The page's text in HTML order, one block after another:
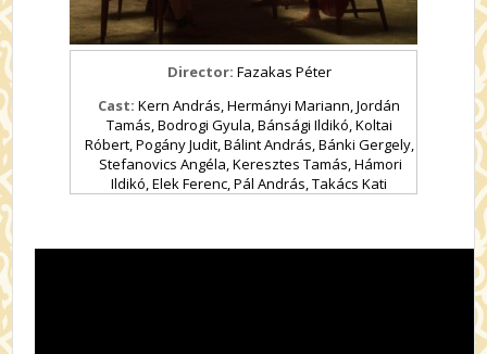
Director: Fazakas Péter
Cast: Kern András, Hermányi Mariann, Jordán
Tamás, Bodrogi Gyula, Bánsági Ildikó, Koltai
Róbert, Pogány Judit, Bálint András, Bánki Gergely,
Stefanovics Angéla, Keresztes Tamás, Hámori
Ildikó, Elek Ferenc, Pál András, Takács Kati